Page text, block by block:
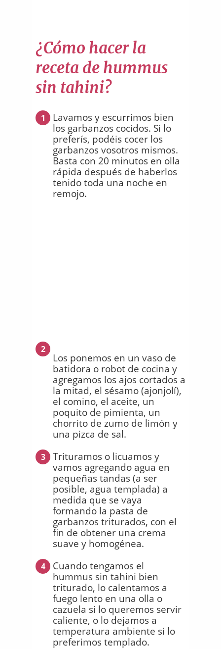
¿Cómo hacer la
receta de hummus
sin tahini?
1
Lavamos y escurrimos bien
los garbanzos cocidos. Si lo
preferís, podéis cocer los
garbanzos vosotros mismos.
Basta con 20 minutos en olla
rápida después de haberlos
tenido toda una noche en
remojo.
2
Los ponemos en un vaso de
batidora o robot de cocina y
agregamos los ajos cortados a
la mitad, el sésamo (ajonjolí),
el comino, el aceite, un
poquito de pimienta, un
chorrito de zumo de limón y
una pizca de sal.
3
Trituramos o licuamos y
vamos agregando agua en
pequeñas tandas (a ser
posible, agua templada) a
medida que se vaya
formando la pasta de
garbanzos triturados, con el
fin de obtener una crema
suave y homogénea.
4
Cuando tengamos el
hummus sin tahini bien
triturado, lo calentamos a
fuego lento en una olla o
cazuela si lo queremos servir
caliente, o lo dejamos a
temperatura ambiente si lo
preferimos templado.